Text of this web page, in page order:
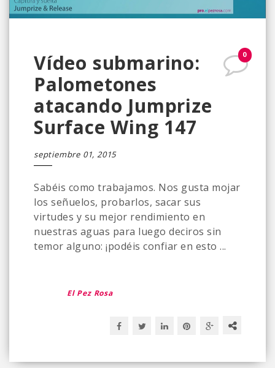
0
Vídeo submarino:
Palometones
atacando Jumprize
Surface Wing 147
septiembre 01, 2015
Sabéis como trabajamos. Nos gusta mojar
los señuelos, probarlos, sacar sus
virtudes y su mejor rendimiento en
nuestras aguas para luego deciros sin
temor alguno: ¡podéis confiar en esto ...
El Pez Rosa